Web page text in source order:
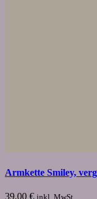
Armkette Smiley,
39,00 € inkl. MwSt.